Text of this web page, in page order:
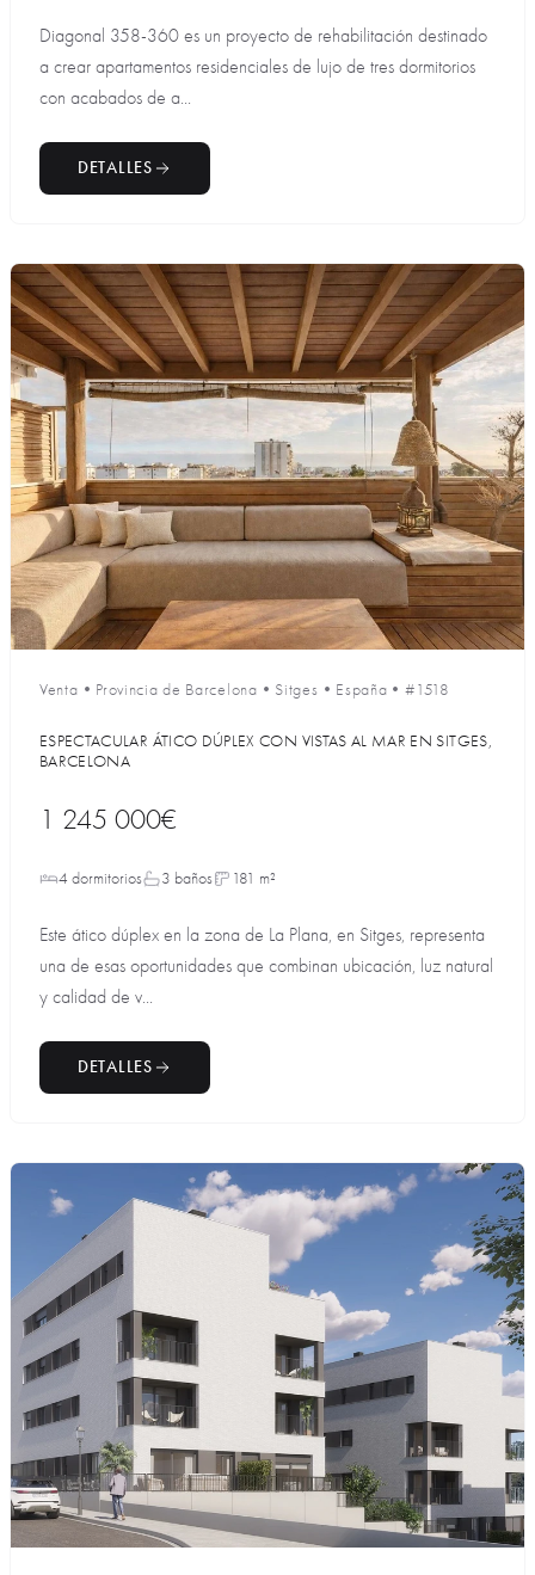
Diagonal 358-360 es un proyecto de rehabilitación destinado
a crear apartamentos residenciales de lujo de tres dormitorios
con acabados de a...
DETALLES
Venta • Provincia de Barcelona • Sitges • España •#1518
ESPECTACULAR ÁTICO DÚPLEX CON VISTAS AL MAR EN SITGES,
BARCELONA
1 245 000€
4 dormitorios 3 baños 181 m²
Este ático dúplex en la zona de La Plana, en Sitges, representa
una de esas oportunidades que combinan ubicación, luz natural
y calidad de v...
DETALLES